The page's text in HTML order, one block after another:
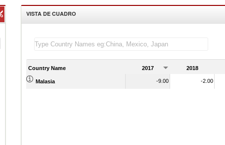
a)
VISTA DE CUADRO
Country Name 2017 2018
Malasia -9.00 -2.00